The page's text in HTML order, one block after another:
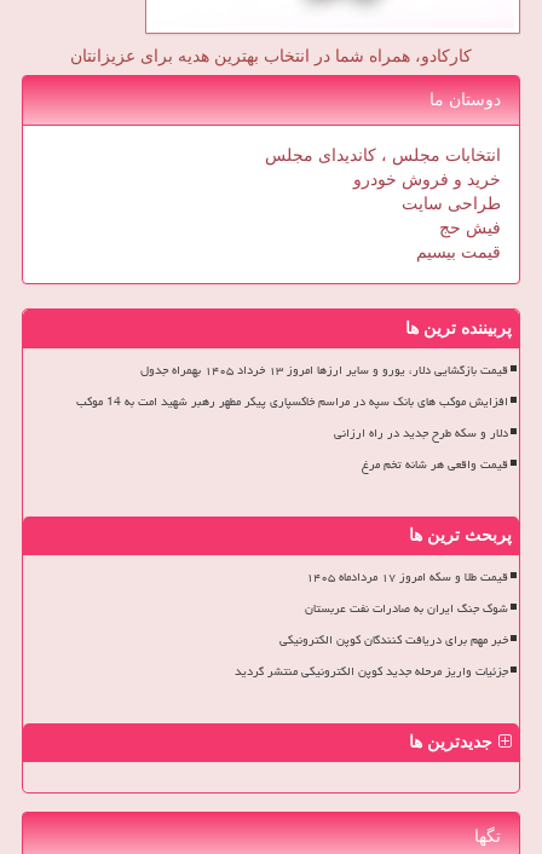
کارکادو، همراه شما در انتخاب بهترین هدیه برای عزیزانتان
دوستان ما
انتخابات مجلس ، کاندیدای مجلس
خرید و فروش خودرو
طراحی سایت
فیش حج
قیمت بیسیم
پربیننده ترین ها
قیمت بازگشایی دلار، یورو و سایر ارزها امروز ۱۳ خرداد ۱۴۰۵ بهمراه جدول
افزایش موکب های بانک سپه در مراسم خاکسپاری پیکر مطهر رهبر شهید امت به 14 موکب
دلار و سکه طرح جدید در راه ارزانی
قیمت واقعی هر شانه تخم مرغ
پربحث ترین ها
قیمت طلا و سکه امروز ۱۷ مردادماه ۱۴۰۵
شوک جنگ ایران به صادرات نفت عربستان
خبر مهم برای دریافت کنندگان کوپن الکترونیکی
جزئیات واریز مرحله جدید کوپن الکترونیکی منتشر گردید
جدیدترین ها
تگها